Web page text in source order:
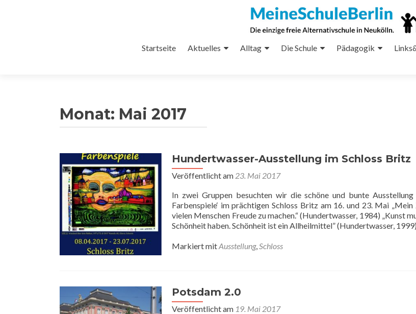
Startseite Aktuelles Alltag Die Schule Pädagogik
Monat: Mai 2017
Hundertwasser-Ausstellung im Schloss Britz
Veröffentlicht am 23. Mai 2017
In zwei Gruppen besuchten wir die schöne und bunte Ausstellung
Farbenspiele‘ im prächtigen Schloss Britz am 16. und 23. Mai
vielen Menschen Freude zu machen.“ (Hundertwasser, 1984) „Kunst
Schönheit haben. Schönheit ist ein Allheilmittel” (Hundertwasser, 1999)
Markiert mitAusstellung,Schloss
Potsdam 2.0
Veröffentlicht am 19. Mai 2017